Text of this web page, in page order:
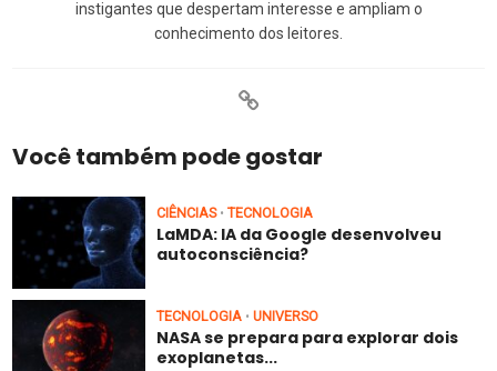
instigantes que despertam interesse e ampliam o
conhecimento dos leitores.
Você também pode gostar
CIÊNCIAS • TECNOLOGIA
LaMDA: IA da Google desenvolveu
autoconsciência?
TECNOLOGIA • UNIVERSO
NASA se prepara para explorar dois
exoplanetas...